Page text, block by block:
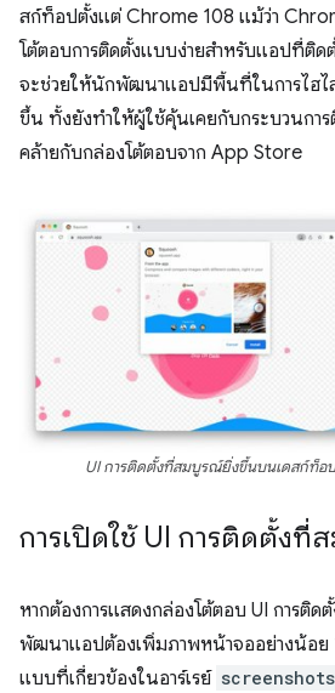
สก์ท็อปตั้งแต่ Chrome 108 แม้ว่า
โต้ตอบการติดตั้งแบบง่ายสำหรับแอปที่ติ
จะช่วยให้นักพัฒนาแอปมีพื้นที่ในการไฮไ
ขึ้น ทั้งยังทำให้ผู้ใช้คุ้นเคยกับกระบวนกา
คล้ายกับกล่องโต้ตอบจาก App Store
UI การติดตั้งที่สมบูรณ์ยิ่งขึ้นบนเดสก์ท็อ
การเปิดใช้ UI การติดตั้ง
หากต้องการแสดงกล่องโต้ตอบ UI การติ
พัฒนาแอปต้องเพิ่มภาพหน้าจออย่างน้อย
แบบที่เกี่ยวข้องในอาร์เรย์ screenshots